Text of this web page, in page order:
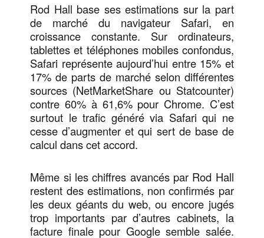
Rod Hall base ses estimations sur la part
de marché du navigateur Safari, en
croissance constante. Sur ordinateurs,
tablettes et téléphones mobiles confondus,
Safari représente aujourd’hui entre 15% et
17% de parts de marché selon différentes
sources (NetMarketShare ou Statcounter)
contre 60% à 61,6% pour Chrome. C’est
surtout le trafic généré via Safari qui ne
cesse d’augmenter et qui sert de base de
calcul dans cet accord.
Même si les chiffres avancés par Rod Hall
restent des estimations, non confirmés par
les deux géants du web, ou encore jugés
trop importants par d’autres cabinets, la
facture finale pour Google semble salée.